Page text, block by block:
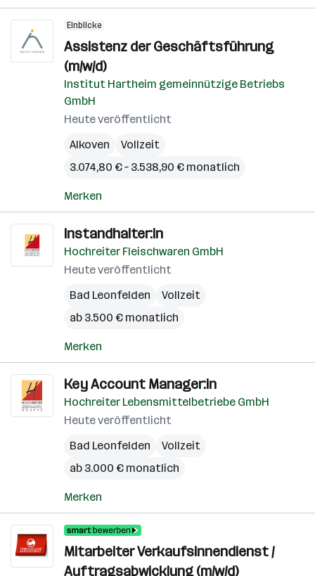
Einblicke
Assistenz der Geschäftsführung
(m/w/d)
Institut Hartheim gemeinnützige Betriebs
GmbH
Heute veröffentlicht
Alkoven
Vollzeit
3.074,80 € – 3.538,90 € monatlich
Merken
Instandhalter:in
Hochreiter Fleischwaren GmbH
Heute veröffentlicht
Bad Leonfelden
Vollzeit
ab 3.500 € monatlich
Merken
Key Account Manager:in
Hochreiter Lebensmittelbetriebe GmbH
Heute veröffentlicht
Bad Leonfelden
Vollzeit
ab 3.000 € monatlich
Merken
Mitarbeiter Verkaufsinnendienst /
Auftragsabwicklung (m/w/d)